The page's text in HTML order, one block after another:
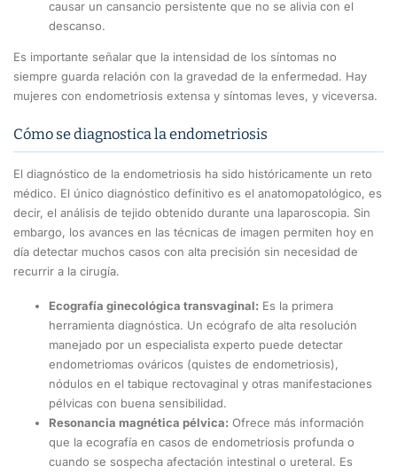
causar un cansancio persistente que no se alivia con el
descanso.
Es importante señalar que la intensidad de los síntomas no
siempre guarda relación con la gravedad de la enfermedad. Hay
mujeres con endometriosis extensa y síntomas leves, y viceversa.
Cómo se diagnostica la endometriosis
El diagnóstico de la endometriosis ha sido históricamente un reto
médico. El único diagnóstico definitivo es el anatomopatológico, es
decir, el análisis de tejido obtenido durante una laparoscopia. Sin
embargo, los avances en las técnicas de imagen permiten hoy en
día detectar muchos casos con alta precisión sin necesidad de
recurrir a la cirugía.
Ecografía ginecológica transvaginal: Es la primera
herramienta diagnóstica. Un ecógrafo de alta resolución
manejado por un especialista experto puede detectar
endometriomas ováricos (quistes de endometriosis),
nódulos en el tabique rectovaginal y otras manifestaciones
pélvicas con buena sensibilidad.
Resonancia magnética pélvica: Ofrece más información
que la ecografía en casos de endometriosis profunda o
cuando se sospecha afectación intestinal o ureteral. Es